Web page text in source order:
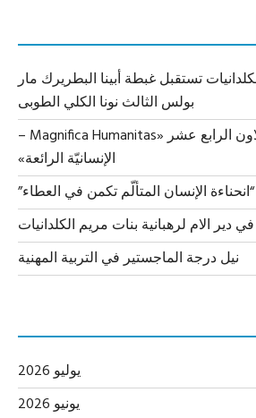
تستقبل غبطة أبينا البطريرك مار
بولس الثالث نونا الكلي الطوبى
رسالة البابا لاون الرابع عشر «Magnifica Humanitas –
الإنسانيّة الرائعة»
“انحناءة الإنسان المتألّم تكمن في العطاء”
الام لرهبانية بنات مريم الكلدانيات
نيل درجة الماجستير في التربية المهنية
يوليو 2026
يونيو 2026